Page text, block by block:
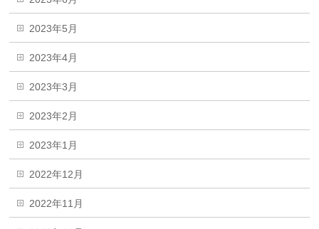
2023年5月
2023年4月
2023年3月
2023年2月
2023年1月
2022年12月
2022年11月